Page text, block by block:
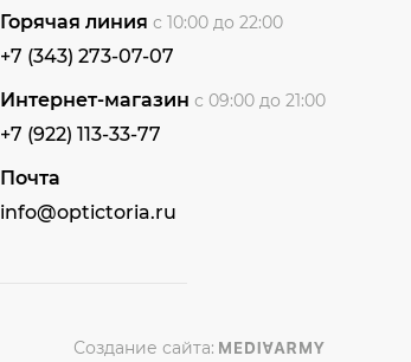
Горячая линия с 10:00 до 22:00
+7 (343) 273-07-07
Интернет-магазин с 09:00 до 21:00
+7 (922) 113-33-77
Почта
info@optictoria.ru
Создание сайта: